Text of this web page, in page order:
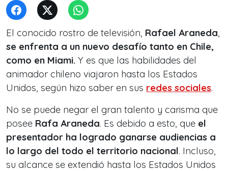
El conocido rostro de televisión, Rafael Araneda,
se enfrenta a un nuevo desafío tanto en Chile,
como en Miami. Y es que las habilidades del
animador chileno viajaron hasta los Estados
Unidos, según hizo saber en sus redes sociales.
No se puede negar el gran talento y carisma que
posee Rafa Araneda. Es debido a esto, que el
presentador ha logrado ganarse audiencias a
lo largo del todo el territorio nacional. Incluso,
su alcance se extendió hasta los Estados Unidos